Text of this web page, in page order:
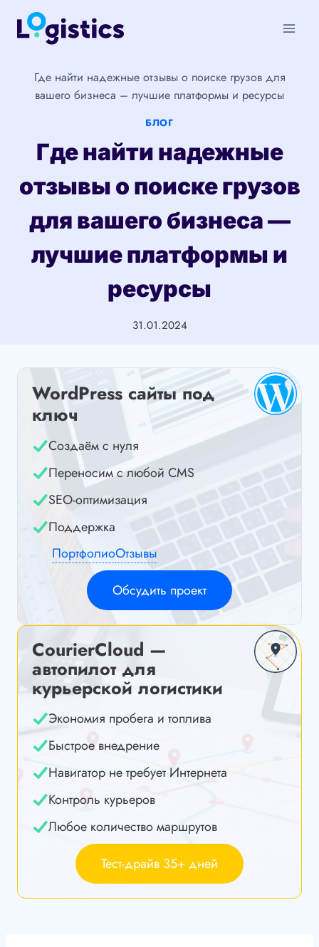
Перейти
Где найти надежные отзывы о поиске грузов для
вашего бизнеса – лучшие платформы и ресурсы
БЛОГ
Где найти надежные
отзывы о поиске грузов
для вашего бизнеса —
лучшие платформы и
ресурсы
31.01.2024
WordPress сайты под
ключ
Создаём с нуля
Переносим с любой CMS
SEO-оптимизация
Поддержка
ПортфолиоОтзывы
Обсудить проект
CourierCloud —
автопилот для
курьерской логистики
Экономия пробега и топлива
Быстрое внедрение
Навигатор не требует Интернета
Контроль курьеров
Любое количество маршрутов
Тест-драйв 35+ дней